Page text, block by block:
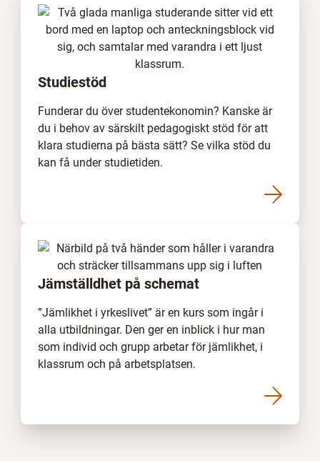
Studiestöd
Funderar du över studentekonomin? Kanske är
du i behov av särskilt pedagogiskt stöd för att
klara studierna på bästa sätt? Se vilka stöd du
kan få under studietiden.
Jämställdhet på schemat
”Jämlikhet i yrkeslivet” är en kurs som ingår i
alla utbildningar. Den ger en inblick i hur man
som individ och grupp arbetar för jämlikhet, i
klassrum och på arbetsplatsen.